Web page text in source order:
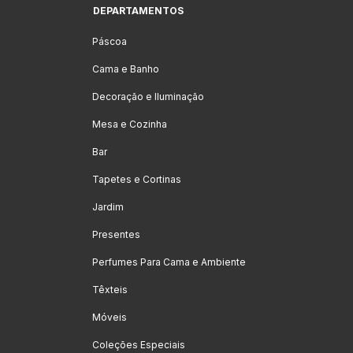
DEPARTAMENTOS
Páscoa
Cama e Banho
Decoração e Iluminação
Mesa e Cozinha
Bar
Tapetes e Cortinas
Jardim
Presentes
Perfumes Para Cama e Ambiente
Têxteis
Móveis
Coleções Especiais